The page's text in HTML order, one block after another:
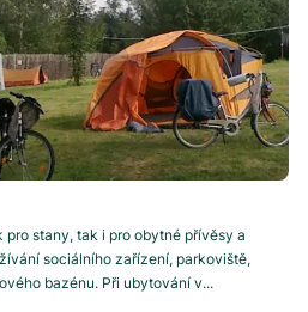
stany, tak i pro obytné přívěsy a
sociálního zařízení, parkoviště,
bazénu. Při ubytování v...